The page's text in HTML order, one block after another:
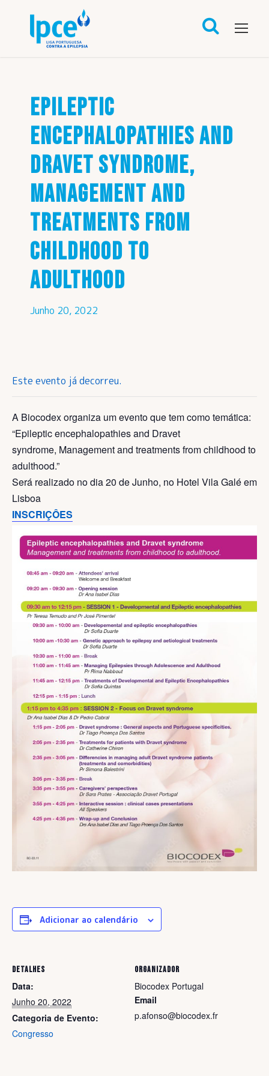
EPILEPTIC
ENCEPHALOPATHIES AND
DRAVET SYNDROME,
MANAGEMENT AND
TREATMENTS FROM
CHILDHOOD TO
ADULTHOOD
Junho 20, 2022
Este evento já decorreu.
A Biocodex organiza um evento que tem como temática:
“Epileptic encephalopathies and Dravet
syndrome, Management and treatments from childhood to
adulthood.”
Será realizado no dia 20 de Junho, no Hotel Vila Galé em
Lisboa
INSCRIÇÔES
Adicionar ao calendário
DETALHES
Data:
Junho 20, 2022
Categoria de Evento:
Congresso
ORGANIZADOR
Biocodex Portugal
Email
p.afonso@biocodex.fr